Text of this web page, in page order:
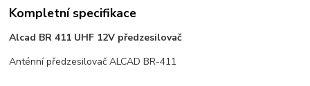
Kompletní specifikace
Alcad BR 411 UHF 12V předzesilovač
Anténní předzesilovač ALCAD BR-411